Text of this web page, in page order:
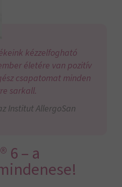
kézzelfogható
életére van pozitív
csapatomat minden
sarkall.
Institut AllergoSan
6 – a